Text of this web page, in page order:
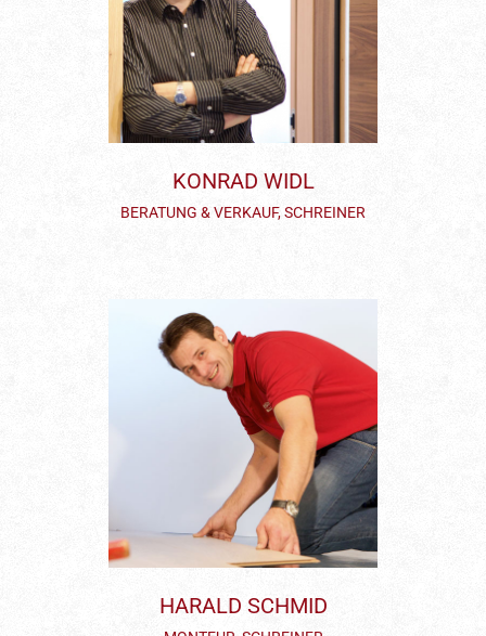
KONRAD WIDL
BERATUNG & VERKAUF, SCHREINER
HARALD SCHMID